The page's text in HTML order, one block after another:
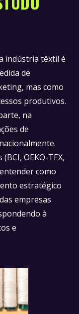
indústria têxtil é
de
mas como
produtivos.
na
de
OEKO-TEX,
entender como
estratégico
empresas
à
e